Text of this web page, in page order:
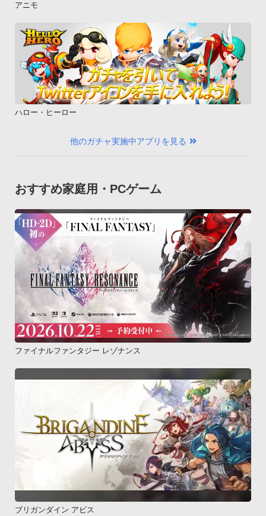
アニモ
ハロー・ヒーロー
他のガチャ実施中アプリを見る
おすすめ家庭用・PCゲーム
ファイナルファンタジー レゾナンス
ブリガンダイン アビス